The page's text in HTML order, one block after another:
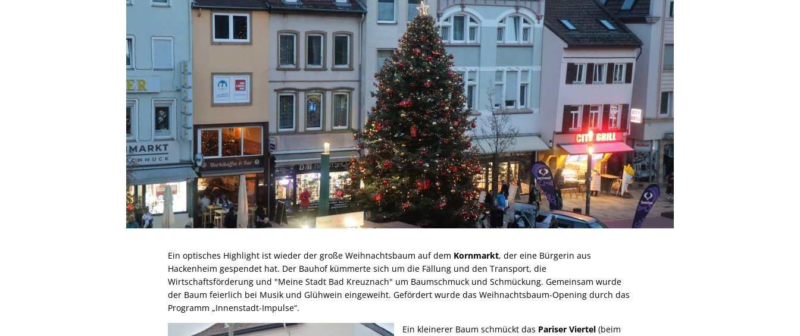
Ein optisches Highlight ist wieder der große Weihnachtsbaum auf dem Kornmarkt, der eine Bürgerin aus
Hackenheim gespendet hat. Der Bauhof kümmerte sich um die Fällung und den Transport, die
Wirtschaftsförderung und "Meine Stadt Bad Kreuznach" um Baumschmuck und Schmückung. Gemeinsam wurde
der Baum feierlich bei Musik und Glühwein eingeweiht. Gefördert wurde das Weihnachtsbaum-Opening durch das
Programm „Innenstadt-Impulse“.
Ein kleinerer Baum schmückt das Pariser Viertel (beim